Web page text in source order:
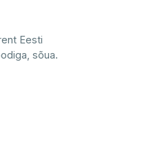
Eesti
sõua.